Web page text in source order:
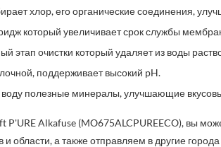
хлор, его органические соединения,
который увеличивает срок службы
этап очистки который удаляет из воды
поддерживает высокий pH.
полезные минералы, улучшающие
Alkafuse (MO675ALCPUREECO), вы
и области, а также отправляем в другие